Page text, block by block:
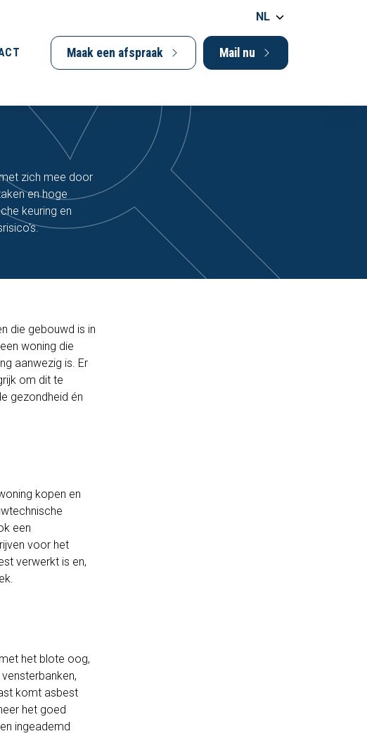
NL
Maak een afspraak Mail nu
zich mee door
en hoge
keuring en
die gebouwd is in
woning die
aanwezig is. Er
om dit te
gezondheid én
kopen en
een
voor het
verwerkt is en,
het blote oog,
komt asbest
het goed
ingeademd